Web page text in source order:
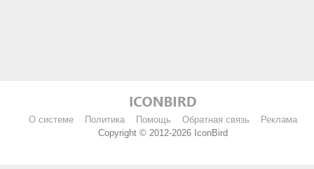
О системе Политика Помощь Обратная связь
Реклама
Copyright © 2012-2026 IconBird